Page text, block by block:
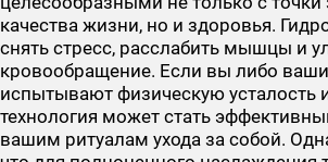
качества жизни, но и здоровья.
снять стресс, расслабить мышцы и
кровообращение. Если вы либо ваши
испытывают физическую усталость
технология может стать
вашим ритуалам ухода за собой.